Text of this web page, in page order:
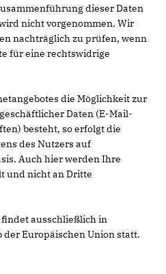
dieser Daten
nicht vorgenommen. Wir
nachträglich zu prüfen, wenn
für eine rechtswidrige
die Möglichkeit zur
Daten (E-Mail-
besteht, so erfolgt die
des Nutzers auf
Auch hier werden Ihre
und nicht an Dritte
ausschließlich in
Europäischen Union statt.